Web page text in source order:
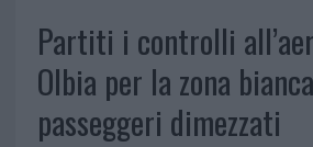
Partiti i controlli
Olbia per la zona
passeggeri dimezzati